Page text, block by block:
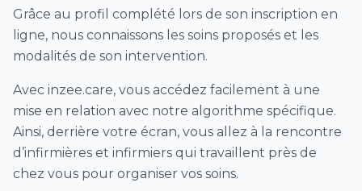
Télésoin – télésuivi CoVid
Prélèvement nasopharyngé PCR Covid
1/2 journée ou journée de dépistage par tests
antigéniques hors EHPAD Covid
Visite sanitaire infirmière Covid (VDSI)
Vaccination Covid (à domicile)
Grâce au profil complété lors de son inscription en
ligne, nous connaissons les soins proposés et les
modalités de son intervention.
Avec inzee.care, vous accédez facilement à une
mise en relation avec notre algorithme spécifique.
Ainsi, derrière votre écran, vous allez à la rencontre
d’infirmières et infirmiers qui travaillent près de
chez vous pour organiser vos soins.